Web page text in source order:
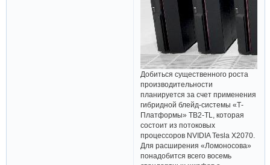
Добиться существенного роста
производительности
планируется за счет применения
гибридной блейд-системы «Т-
Платформы» TB2-TL, которая
состоит из потоковых
процессоров NVIDIA Tesla X2070.
Для расширения «Ломоносова»
понадобится всего восемь